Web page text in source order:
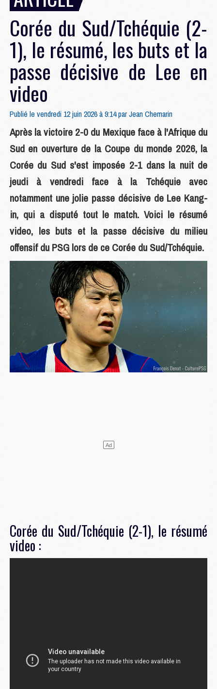
Corée du Sud/Tchéquie (2-
1), le résumé, les buts et la
passe décisive de Lee en
video
Publié le vendredi 12 juin 2026 à 9:14 parJean Chemarin
Après la victoire 2-0 du Mexique face à l'Afrique du
Sud en ouverture de la Coupe du monde 2026, la
Corée du Sud s'est imposée 2-1 dans la nuit de
jeudi à vendredi face à la Tchéquie avec
notamment une jolie passe décisive de Lee Kang-
in, qui a disputé tout le match. Voici le résumé
video, les buts et la passe décisive du milieu
offensif du PSG lors de ce Corée du Sud/Tchéquie.
Corée du Sud/Tchéquie (2-1), le résumé
video :